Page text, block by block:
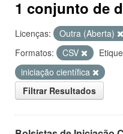
1 conjunto de
Licenças: Outra (Aberta)
Formatos:
CSV
iniciação científica
Filtrar Resultados